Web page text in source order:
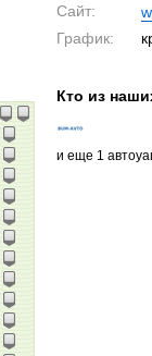
Сайт:
График:
Кто из
и еще 1